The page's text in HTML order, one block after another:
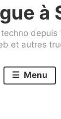
à
depuis
et autres
Menu